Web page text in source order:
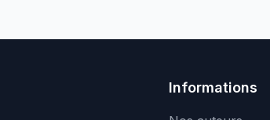
Informations